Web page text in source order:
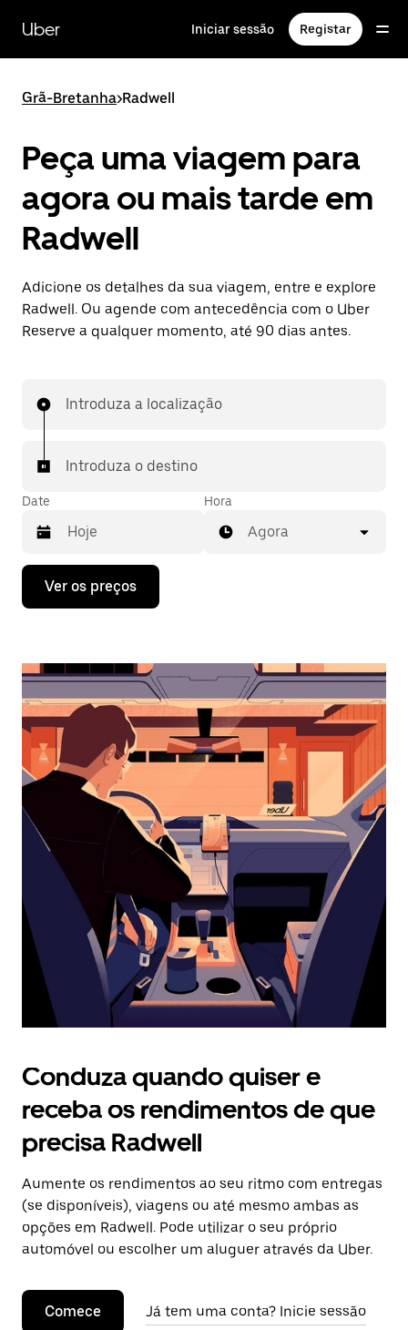
para
conteúdo
Uber Iniciar sessão Registar
Grã-Bretanha>Radwell
Peça uma viagem para
agora ou mais tarde em
Radwell
Adicione os detalhes da sua viagem, entre e explore
Radwell. Ou agende com antecedência com o Uber
Reserve a qualquer momento, até 90 dias antes.
Introduza a localização
Introduza o destino
Date
Prima
tecla
interagir
o
calendário
selecionar
uma
data.
Prima
o
botão
o
calendário.
Hora
Agora
Ver os preços
Conduza quando quiser e
receba os rendimentos de que
precisa Radwell
Aumente os rendimentos ao seu ritmo com entregas
(se disponíveis), viagens ou até mesmo ambas as
opções em Radwell. Pode utilizar o seu próprio
automóvel ou escolher um aluguer através da Uber.
Comece Já tem uma conta? Inicie sessão